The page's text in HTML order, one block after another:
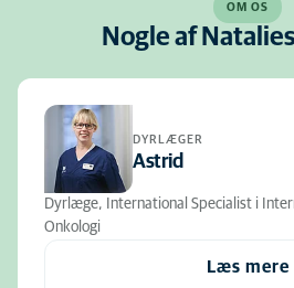
OM OS
Nogle af
DYRLÆGER
Astrid
Dyrlæge, International Specialist i
Onkologi
Læs mere